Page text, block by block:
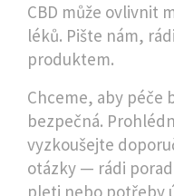
CBD může ovlivnit
léků. Pište nám,
produktem.
Chceme, aby péče
bezpečná.
vyzkoušejte
otázky — rádi
pleti nebo potřeby